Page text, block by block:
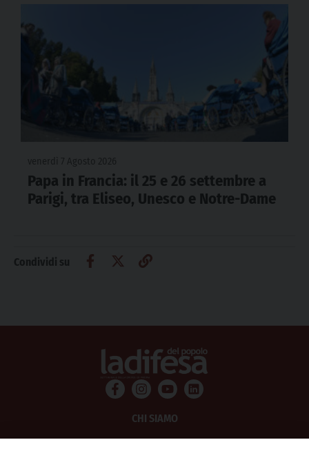
Papa in Francia: il 25 e 26 settembre a
Parigi, tra Eliseo, Unesco e Notre-Dame
Condividi su
CHI SIAMO